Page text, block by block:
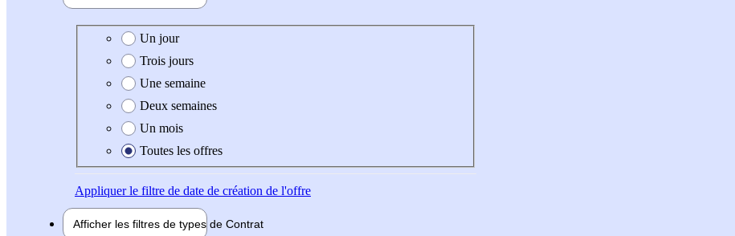
Date de création de l'offre
Un jour
Trois jours
Une semaine
Deux semaines
Un mois
Toutes les offres
Appliquerle filtre de date de création de l'offre
Afficher les filtres de types de Contrat